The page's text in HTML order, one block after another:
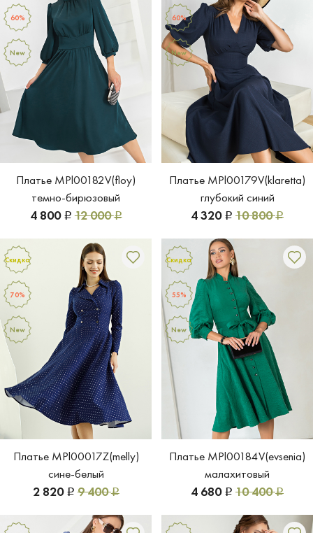
Платье MPl00182V(floy)
темно-бирюзовый
4 800 Р 12 000Р
60%
New
Платье MPl00179V(klaretta)
глубокий синий
4 320 Р 10 800Р
60%
New
Платье MPl00017Z(melly)
сине-белый
2 820 Р 9 400Р
Скидка
70%
New
Платье MPl00184V(evsenia)
малахитовый
4 680 Р 10 400Р
Скидка
55%
New